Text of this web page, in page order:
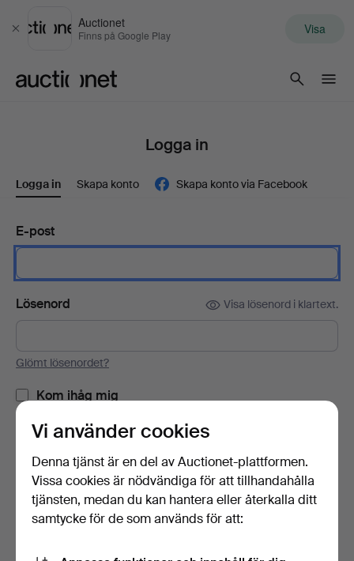
Stäng
Auctionet
Finns på Google Play Visa
Logga in
Logga in Skapa konto Skapa konto via Facebook
E-post
Lösenord Visa lösenord i klartext.
Glömt lösenordet?
Kom ihåg mig
Logga in
eller logga in via Facebook här
Vi använder cookies
Denna tjänst är en del av Auctionet-plattformen.
Vissa cookies är nödvändiga för att tillhandahålla
tjänsten, medan du kan hantera eller återkalla ditt
samtycke för de som används för att: